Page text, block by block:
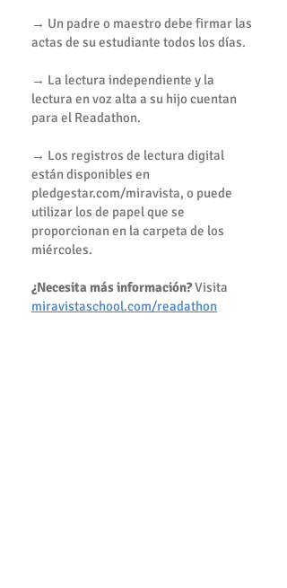
→ Un padre o maestro debe firmar las
actas de su estudiante todos los días.
→ La lectura independiente y la
lectura en voz alta a su hijo cuentan
para el Readathon.
→ Los registros de lectura digital
están disponibles en
pledgestar.com/miravista, o puede
utilizar los de papel que se
proporcionan en la carpeta de los
miércoles.
¿Necesita más información?Visita
miravistaschool.com/readathon